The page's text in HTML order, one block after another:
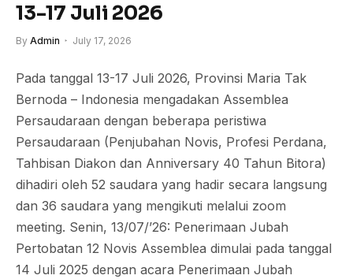
13-17 Juli 2026
By Admin July 17, 2026
Pada tanggal 13-17 Juli 2026, Provinsi Maria Tak
Bernoda – Indonesia mengadakan Assemblea
Persaudaraan dengan beberapa peristiwa
Persaudaraan (Penjubahan Novis, Profesi Perdana,
Tahbisan Diakon dan Anniversary 40 Tahun Bitora)
dihadiri oleh 52 saudara yang hadir secara langsung
dan 36 saudara yang mengikuti melalui zoom
meeting. Senin, 13/07/’26: Penerimaan Jubah
Pertobatan 12 Novis Assemblea dimulai pada tanggal
14 Juli 2025 dengan acara Penerimaan Jubah